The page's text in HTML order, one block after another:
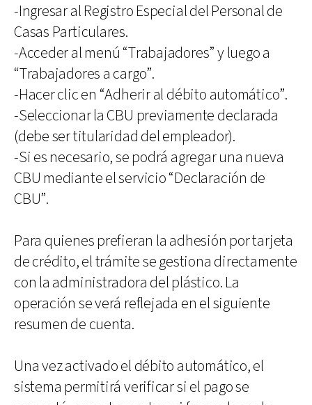
-Ingresar al Registro Especial del Personal de
Casas Particulares.
-Acceder al menú “Trabajadores” y luego a
“Trabajadores a cargo”.
-Hacer clic en “Adherir al débito automático”.
-Seleccionar la CBU previamente declarada
(debe ser titularidad del empleador).
-Si es necesario, se podrá agregar una nueva
CBU mediante el servicio “Declaración de
CBU”.
Para quienes prefieran la adhesión por tarjeta
de crédito, el trámite se gestiona directamente
con la administradora del plástico. La
operación se verá reflejada en el siguiente
resumen de cuenta.
Una vez activado el débito automático, el
sistema permitirá verificar si el pago se